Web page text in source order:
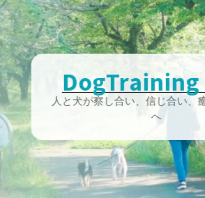
Skip
to
content
人と犬が察し合い、信じ合い、
へ